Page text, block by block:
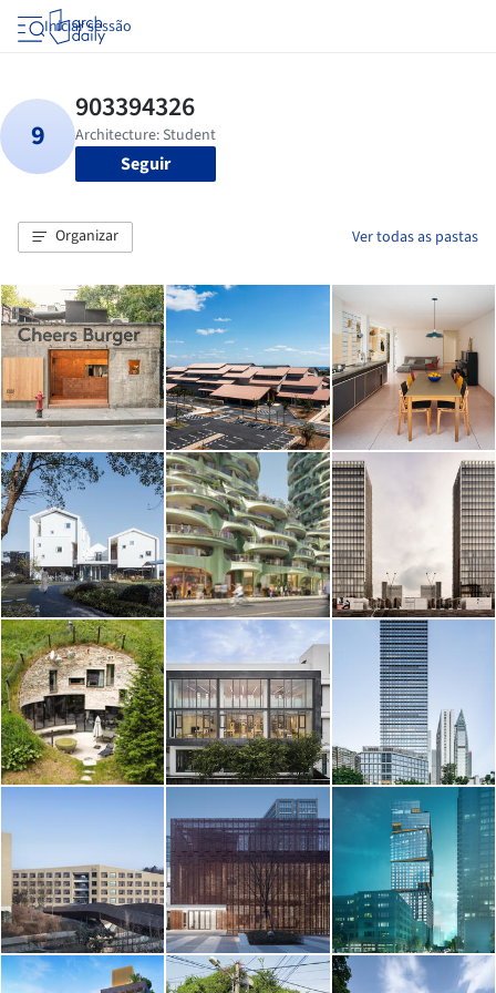
Iniciar sessão
Seguir
Organizar Ver todas as pastas